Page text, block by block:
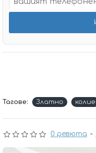
0 ревюта -
Тагове: Златно колие